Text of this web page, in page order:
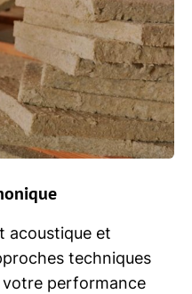
acoustique et
techniques
votre performance